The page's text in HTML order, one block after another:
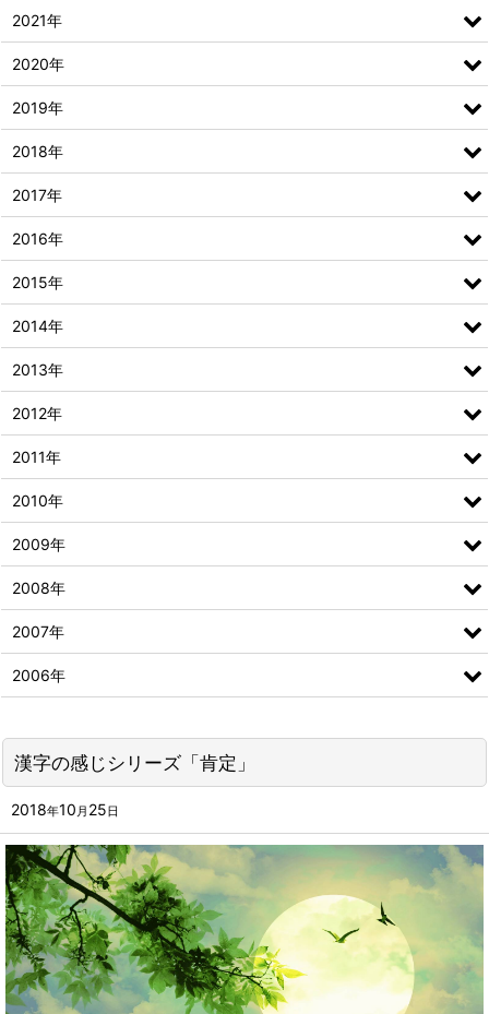
漢字の感じシリーズ「肯定」
2018年10 月 25 日
2021年
2020年
2019年
2018年
2017年
2016年
2015年
2014年
2013年
2012年
2011年
2010年
2009年
2008年
2007年
2006年